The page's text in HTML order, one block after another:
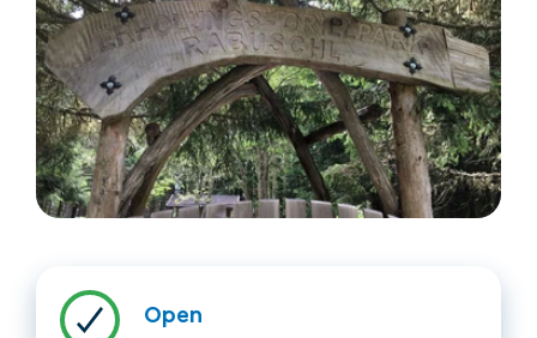
Accommodatie
vinden
Open